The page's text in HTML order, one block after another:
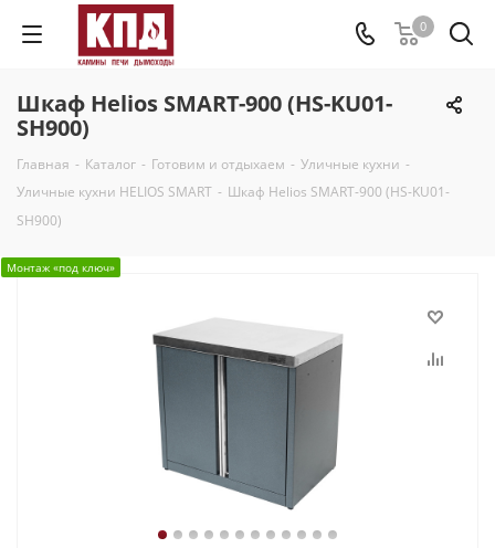
0
Шкаф Helios SMART-900 (HS-KU01-
SH900)
Главная - Каталог - Готовим и отдыхаем - Уличные кухни -
Уличные кухни HELIOS SMART - Шкаф Helios SMART-900 (HS-KU01-
SH900)
Монтаж «под ключ»